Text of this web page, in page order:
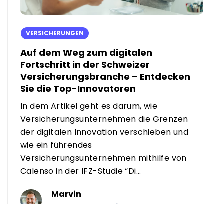
VERSICHERUNGEN
Auf dem Weg zum digitalen
Fortschritt in der Schweizer
Versicherungsbranche – Entdecken
Sie die Top-Innovatoren
In dem Artikel geht es darum, wie
Versicherungsunternehmen die Grenzen
der digitalen Innovation verschieben und
wie ein führendes
Versicherungsunternehmen mithilfe von
Calenso in der IFZ-Studie “Di...
Marvin